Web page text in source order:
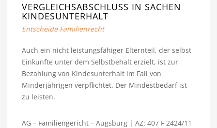
VERGLEICHSABSCHLUSS IN SACHEN
KINDESUNTERHALT
Entscheide Familienrecht
Auch ein nicht leistungsfähiger Elternteil, der selbst
Einkünfte unter dem Selbstbehalt erzielt, ist zur
Bezahlung von Kindesunterhalt im Fall von
Minderjährigen verpflichtet. Der Mindestbedarf ist
zu leisten.
AG – Familiengericht – Augsburg | AZ: 407 F 2424/11